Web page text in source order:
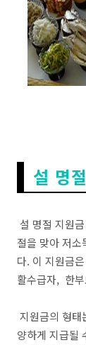
설 명
설 명절 지원
절을 맞아 저소
다. 이 지원금
활수급자, 한
지원금의 형태
양하게 지급될